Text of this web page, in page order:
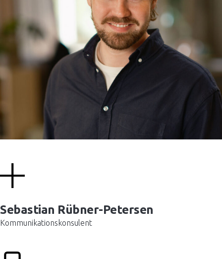
Sebastian Rübner-Petersen
Kommunikationskonsulent